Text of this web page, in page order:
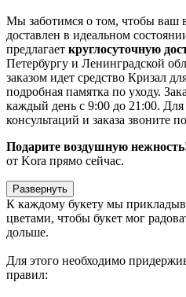
Мы заботимся о том, чтобы ваш
доставлен в идеальном
предлагает круглосуточную
Петербургу и Ленинградской
заказом идет средство Кризал
подробная памятка по уходу.
каждый день с 9:00 до 21:00.
консультаций и заказа звоните
Подарите воздушную
от Kora прямо сейчас.
Развернуть
К каждому букету мы
цветами, чтобы букет мог
дольше.
Для этого необходимо
правил: